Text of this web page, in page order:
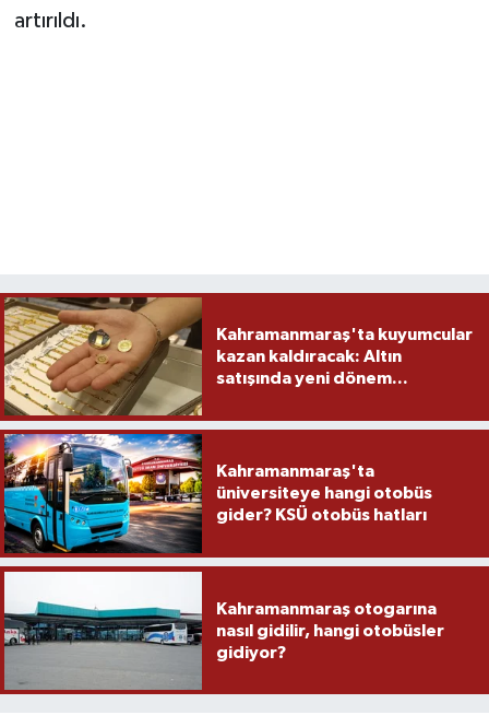
artırıldı.
Kahramanmaraş'ta kuyumcular
kazan kaldıracak: Altın
satışında yeni dönem...
Kahramanmaraş'ta
üniversiteye hangi otobüs
gider? KSÜ otobüs hatları
Kahramanmaraş otogarına
nasıl gidilir, hangi otobüsler
gidiyor?